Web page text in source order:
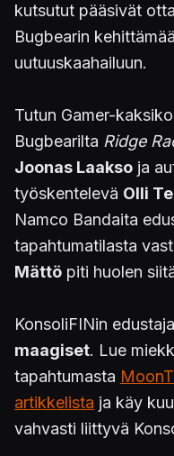
kutsutut pääsivät
Bugbearin
uutuuskaahailuun.
Tutun Gamer-
Bugbearilta Ridge
Joonas Laakso ja
työskentelevä Olli
Namco Bandaita
tapahtumatilasta
Mättö piti huolen
KonsoliFINin
maagiset. Lue
tapahtumasta
artikkelista ja käy
vahvasti liittyvä